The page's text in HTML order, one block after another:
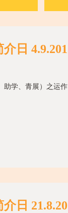
日 4.9.201
助学、青展）之运作
日 21.8.20